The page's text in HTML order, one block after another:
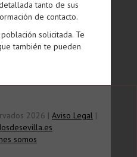
tanto de sus
de contacto.
solicitada. Te
también te pueden
2026 | Aviso Legal |
somos